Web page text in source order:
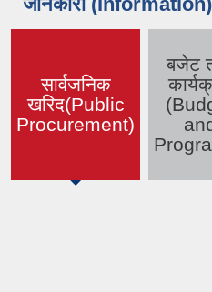
सार्वजनिक
खरिद(Public
Procurement)
(active tab)
बजेट